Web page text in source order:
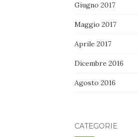
Giugno 2017
Maggio 2017
Aprile 2017
Dicembre 2016
Agosto 2016
CATEGORIE